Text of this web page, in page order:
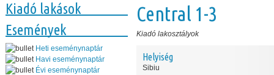
Kiadó lakások
Események
Heti eseménynaptár
Havi eseménynaptár
Évi eseménynaptár
Central 1-3
Kiadó lakosztályok
Helyiség
Sibiu